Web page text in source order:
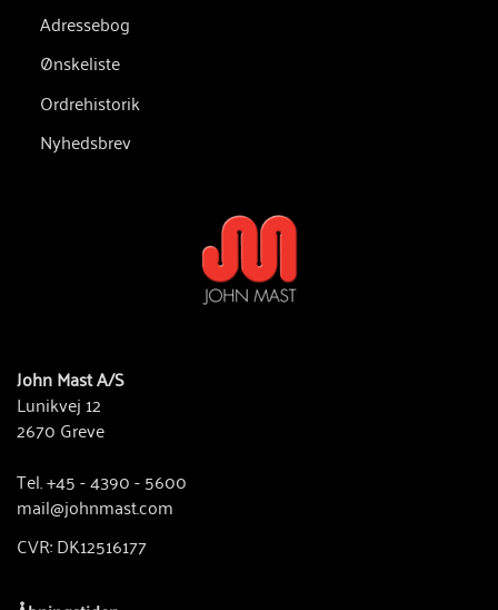
Adressebog
Ønskeliste
Ordrehistorik
Nyhedsbrev
John Mast A/S
Lunikvej 12
2670 Greve
Tel. +45 - 4390 - 5600
mail@johnmast.com
CVR: DK12516177